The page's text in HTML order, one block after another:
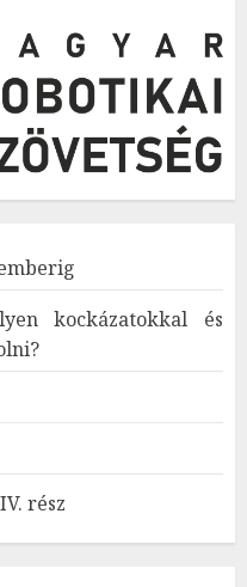
kockázatokkal és
rész